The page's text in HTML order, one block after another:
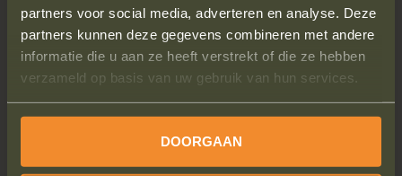
partners voor social media, adverteren en analyse. Deze
partners kunnen deze gegevens combineren met andere
informatie die u aan ze heeft verstrekt of die ze hebben
verzameld op basis van uw gebruik van hun services.
DOORGAAN
Parkeerboete
Boete aanvechten
strafzaak_48honorarium
Boete aanvechten